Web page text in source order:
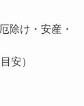
除け・安産・
安）